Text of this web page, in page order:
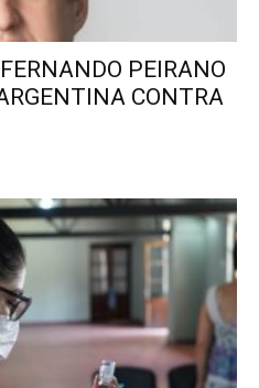
PEIRANO
CONTRA